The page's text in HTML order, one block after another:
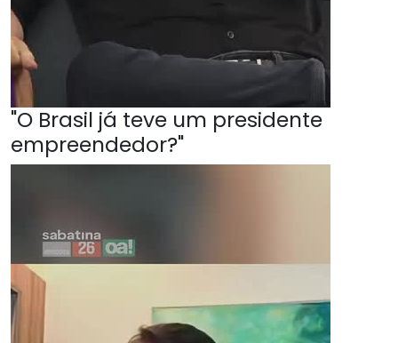
"O Brasil já teve um presidente
empreendedor?"